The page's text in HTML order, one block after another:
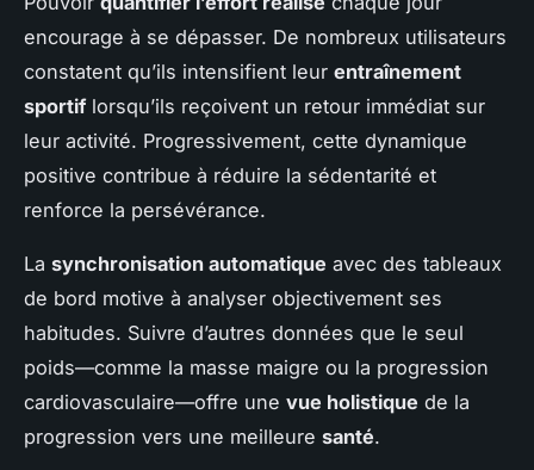
encourage à se dépasser. De nombreux utilisateurs
constatent qu’ils intensifient leur entraînement
sportiflorsqu’ils reçoivent un retour immédiat sur
leur activité. Progressivement, cette dynamique
positive contribue à réduire la sédentarité et
renforce la persévérance.
La synchronisation automatique avec des tableaux
de bord motive à analyser objectivement ses
habitudes. Suivre d’autres données que le seul
poids—comme la masse maigre ou la progression
cardiovasculaire—offre une vue holistique de la
progression vers une meilleure santé.